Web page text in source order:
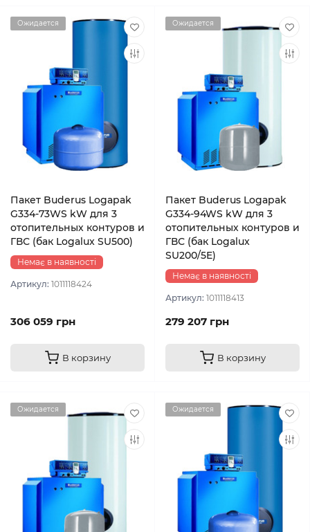
Ожидается
Пакет Buderus Logapak
G334-73WS kW для 3
отопительных контуров и
ГВС (бак Logalux SU500)
Немає в наявності
Артикул: 1011118424
306 059 грн
В корзину
Ожидается
Пакет Buderus Logapak
G334-94WS kW для 3
отопительных контуров и
ГВС (бак Logalux
SU200/5E)
Немає в наявності
Артикул: 1011118413
279 207 грн
В корзину
Ожидается Ожидается